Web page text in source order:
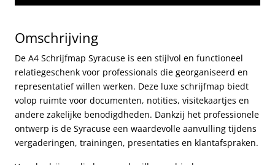
Omschrijving
De A4 Schrijfmap Syracuse is een stijlvol en functioneel
relatiegeschenk voor professionals die georganiseerd en
representatief willen werken. Deze luxe schrijfmap biedt
volop ruimte voor documenten, notities, visitekaartjes en
andere zakelijke benodigdheden. Dankzij het professionele
ontwerp is de Syracuse een waardevolle aanvulling tijdens
vergaderingen, trainingen, presentaties en klantafspraken.